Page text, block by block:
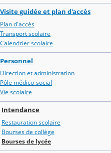
Visite guidée et plan d'accès
Plan d'accès
Transport scolaire
Calendrier scolaire
Personnel
Direction et administration
Pôle médico-social
Vie scolaire
Intendance
Restauration scolaire
Bourses de collège
Bourses de lycée